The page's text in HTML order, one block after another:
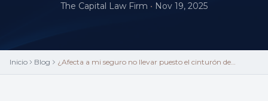
The Capital Law Firm • Nov 19, 2025
Inicio Blog
¿Afecta a mi seguro no llevar puesto el cinturón de